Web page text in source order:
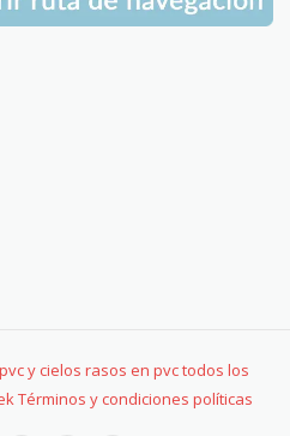
y cielos rasos en pvc todos los
Términos y condiciones políticas